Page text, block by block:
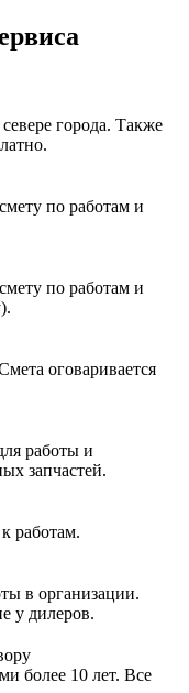
города. Также
по работам и
по работам и
оговаривается
работы и
запчастей.
работам.
в организации.
у дилеров.
более 10 лет. Все